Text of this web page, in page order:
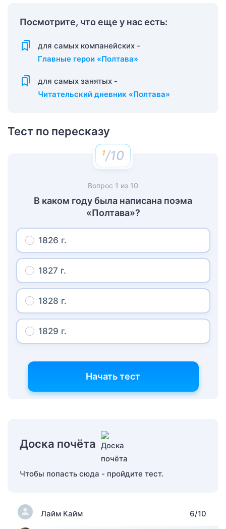
Посмотрите, что еще у нас есть:
для самых компанейских -
Главные герои «Полтава»
для самых занятых -
Читательский дневник «Полтава»
Тест по пересказу
/10
Вопрос 1 из 10
В каком году была написана поэма
«Полтава»?
1826 г.
1827 г.
1828 г.
1829 г.
Начать тест
Доска почёта
Чтобы попасть сюда - пройдите тест.
Лайм Кайм 6/10